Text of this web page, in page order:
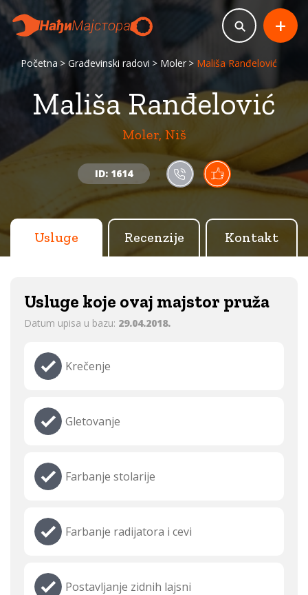
Početna Građevinski radovi Moler Mališa Ranđelović
Mališa Ranđelović
Moler, Niš
ID: 1614
+
Usluge Recenzije Kontakt
Usluge koje ovaj majstor pruža
Datum upisa u bazu: 29.04.2018.
Krečenje
Gletovanje
Farbanje stolarije
Farbanje radijatora i cevi
Postavljanje zidnih lajsni